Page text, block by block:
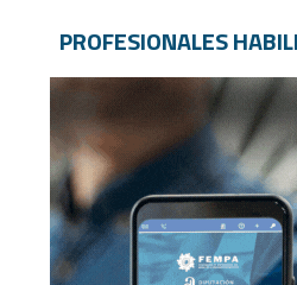
PROFESIONALES